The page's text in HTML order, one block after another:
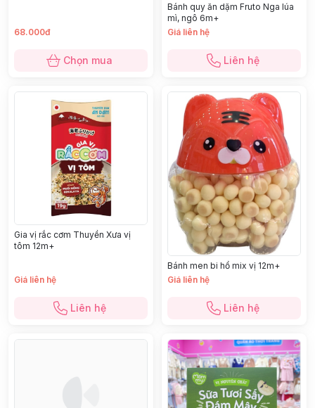
68.000đ
Chọn mua
Bánh quy ăn dặm Fruto Nga lúa
mì, ngô 6m+
Giá liên hệ
Liên hệ
Gia vị rắc cơm Thuyền Xưa vị
tôm 12m+
Giá liên hệ
Liên hệ
Bánh men bi hổ mix vị 12m+
Giá liên hệ
Liên hệ